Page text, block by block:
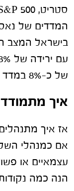
המדדים של
בישראל המצב
של כ-8% במדד האג"ח המרכזי, תל בונד 40.
איך
אז איך
אם כמנהלי
עצמאיים או
הנה כמה